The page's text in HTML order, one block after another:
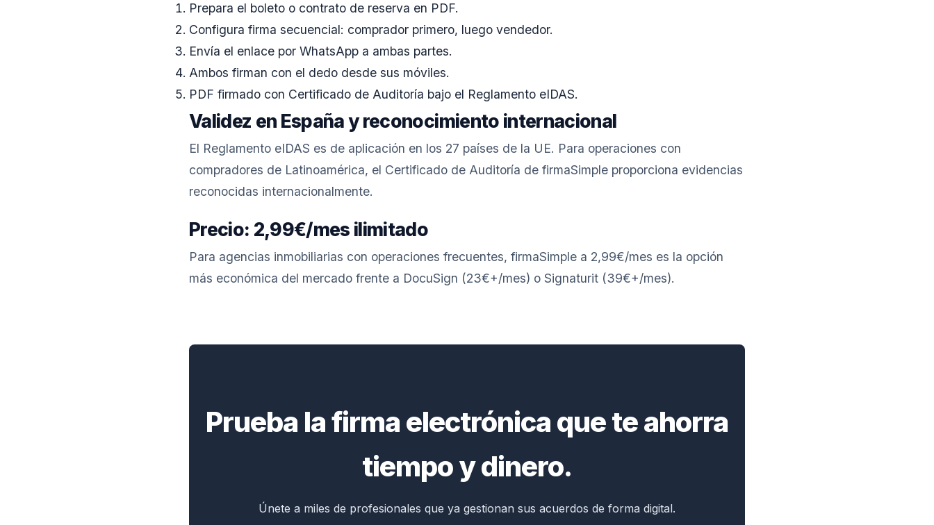
Prepara el boleto o contrato de reserva en PDF.
Configura firma secuencial: comprador primero, luego vendedor.
Envía el enlace por WhatsApp a ambas partes.
Ambos firman con el dedo desde sus móviles.
PDF firmado con Certificado de Auditoría bajo el Reglamento eIDAS.
Validez en España y reconocimiento internacional
El Reglamento eIDAS es de aplicación en los 27 países de la UE. Para operaciones con
compradores de Latinoamérica, el Certificado de Auditoría de firmaSimple proporciona evidencias
reconocidas internacionalmente.
Precio: 2,99€/mes ilimitado
Para agencias inmobiliarias con operaciones frecuentes, firmaSimple a 2,99€/mes es la opción
más económica del mercado frente a DocuSign (23€+/mes) o Signaturit (39€+/mes).
Prueba la firma electrónica que te ahorra
tiempo y dinero.
Únete a miles de profesionales que ya gestionan sus acuerdos de forma digital.